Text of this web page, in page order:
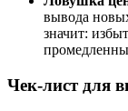
вывода
значит:
Чек-лист для